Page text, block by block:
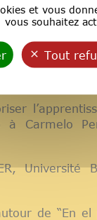
Paul-
de poèmes ».
Montaigne)
à Carmelo
Université
de “En el
et vous
vous souhaitez
Tout